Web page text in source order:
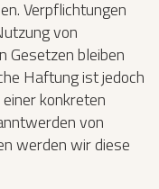
Verpflichtungen
von
Gesetzen bleiben
Haftung ist jedoch
konkreten
von
werden wir diese